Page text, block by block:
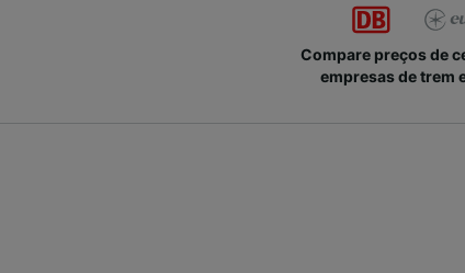
Compare preços de
empresas de trem